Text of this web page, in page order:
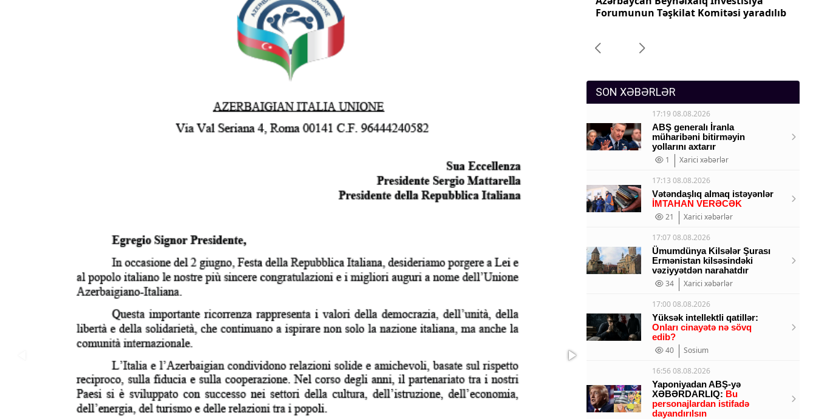
İqtisadi xəbərlər
Əmək və sosial siyasət
Kənd təsərrüfatı
Telekommunikasiya və nəqliyyat
Crossmedia.az - 1 yaş
- YENİLƏNİB
çağırılıb, yenisi təyin olunub
SON XƏBƏRLƏR
17:19 08.08.2026
ABŞ generalı İranla
müharibəni bitirməyin
yollarını axtarır
1
Xarici xəbərlər
17:13 08.08.2026
Vətəndaşlıq almaq istəyənlər
İMTAHAN VERƏCƏK
21
Xarici xəbərlər
17:07 08.08.2026
Ümumdünya Kilsələr Şurası
Ermənistan kilsəsindəki
vəziyyətdən narahatdır
34
Xarici xəbərlər
17:00 08.08.2026
Yüksək intellektli qatillər:
Onları cinayətə nə sövq
edib?
40
Sosium
16:56 08.08.2026
Yaponiyadan ABŞ-yə
XƏBƏRDARLIQ: Bu
personajlardan istifadə
dayandırılsın